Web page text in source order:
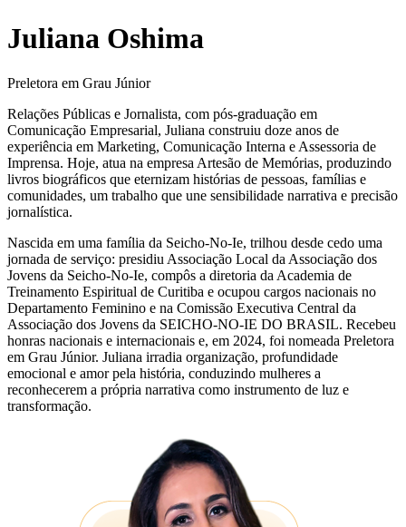
Juliana Oshima
Preletora em Grau Júnior
Relações Públicas e Jornalista, com pós-graduação em
Comunicação Empresarial, Juliana construiu doze anos de
experiência em Marketing, Comunicação Interna e Assessoria de
Imprensa. Hoje, atua na empresa Artesão de Memórias, produzindo
livros biográficos que eternizam histórias de pessoas, famílias e
comunidades, um trabalho que une sensibilidade narrativa e precisão
jornalística.
Nascida em uma família da Seicho-No-Ie, trilhou desde cedo uma
jornada de serviço: presidiu Associação Local da Associação dos
Jovens da Seicho-No-Ie, compôs a diretoria da Academia de
Treinamento Espiritual de Curitiba e ocupou cargos nacionais no
Departamento Feminino e na Comissão Executiva Central da
Associação dos Jovens da SEICHO-NO-IE DO BRASIL. Recebeu
honras nacionais e internacionais e, em 2024, foi nomeada Preletora
em Grau Júnior. Juliana irradia organização, profundidade
emocional e amor pela história, conduzindo mulheres a
reconhecerem a própria narrativa como instrumento de luz e
transformação.